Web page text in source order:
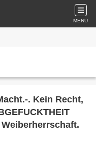
MENU
. Kein Recht,